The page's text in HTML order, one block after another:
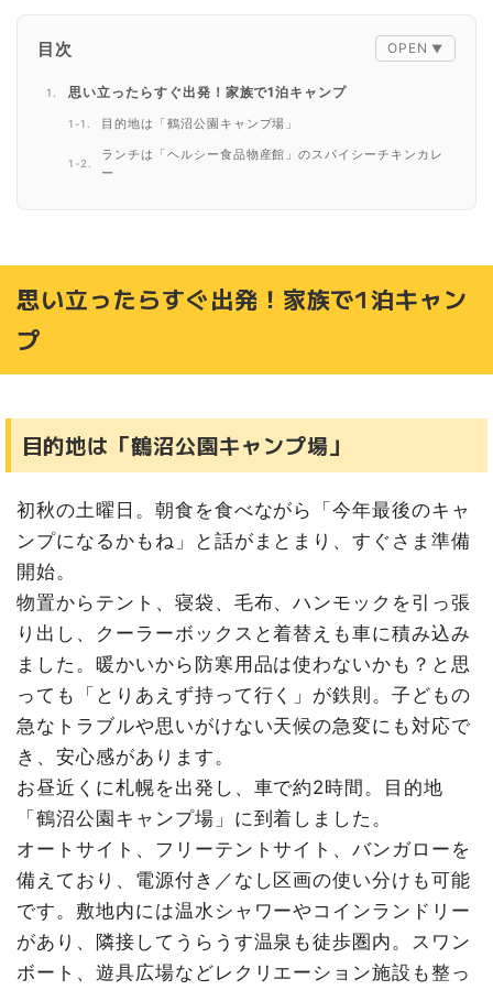
目次
思い立ったらすぐ出発！家族で1泊キャンプ
目的地は「鶴沼公園キャンプ場」
ランチは「ヘルシー食品物産館」のスパイシーチキンカレ
ー
翌日のランチは「しいたけ飯店本店」で中華料理
食べてばっかり!?今年最後のキャンプ
思い立ったらすぐ出発！家族で1泊キャン
プ
目的地は「鶴沼公園キャンプ場」
初秋の土曜日。朝食を食べながら「今年最後のキャ
ンプになるかもね」と話がまとまり、すぐさま準備
開始。
物置からテント、寝袋、毛布、ハンモックを引っ張
り出し、クーラーボックスと着替えも車に積み込み
ました。暖かいから防寒用品は使わないかも？と思
っても「とりあえず持って行く」が鉄則。子どもの
急なトラブルや思いがけない天候の急変にも対応で
き、安心感があります。
お昼近くに札幌を出発し、車で約2時間。目的地
「鶴沼公園キャンプ場」に到着しました。
オートサイト、フリーテントサイト、バンガローを
備えており、電源付き／なし区画の使い分けも可能
です。敷地内には温水シャワーやコインランドリー
があり、隣接してうらうす温泉も徒歩圏内。スワン
ボート、遊具広場などレクリエーション施設も整っ